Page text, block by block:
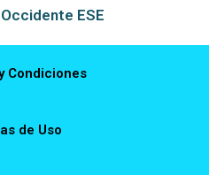
ESE
Condiciones
de Uso